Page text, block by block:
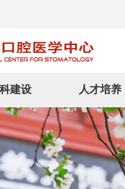
建设 人才培养